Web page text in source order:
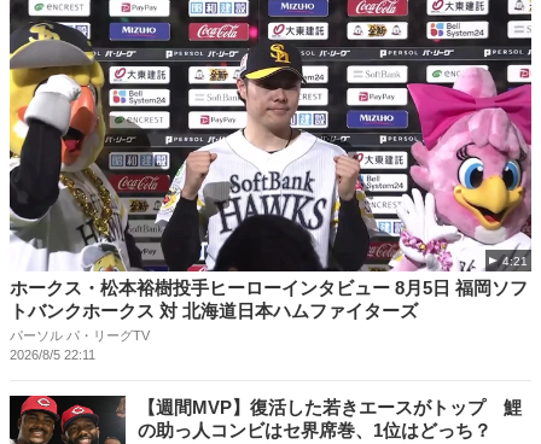
4:21
ホークス・松本裕樹投手ヒーローインタビュー 8月5日 福岡ソフ
トバンクホークス 対 北海道日本ハムファイターズ
パーソル パ・リーグTV
2026/8/5 22:11
【週間MVP】復活した若きエースがトップ 鯉
の助っ人コンビはセ界席巻、1位はどっち？